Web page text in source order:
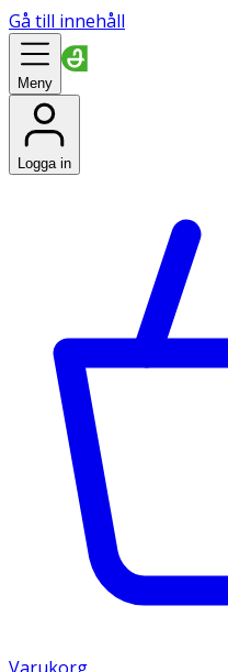
Gå till innehåll
Meny
Logga in